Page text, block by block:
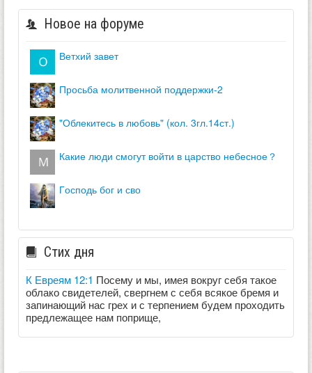
Новое на форуме
ветхий завет
просьба молитвенной поддержки-2
"облекитесь в любовь" (кол. 3гл.14ст.)
какие люди смогут войти в царство небесное？
господь бог и сво
Стих дня
К Евреям 12:1 Посему и мы, имея вокруг себя такое
облако свидетелей, свергнем с себя всякое бремя и
запинающий нас грех и с терпением будем проходить
предлежащее нам поприще,